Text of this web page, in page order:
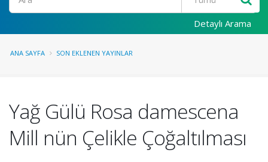
Detaylı Arama
ANA SAYFA SON EKLENEN YAYINLAR
Yağ Gülü Rosa damescena
Mill nün Çelikle Çoğaltılması